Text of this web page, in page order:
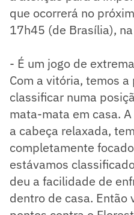
que ocorrerá no
17h45 (de Brasília),
- É um jogo de
Com a vitória, temos
classificar numa
mata-mata em casa.
a cabeça relaxada,
completamente
estávamos
deu a facilidade de
dentro de casa. Então